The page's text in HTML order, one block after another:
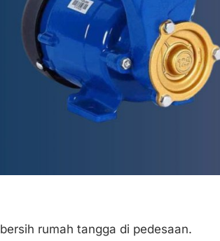
rumah tangga di pedesaan.